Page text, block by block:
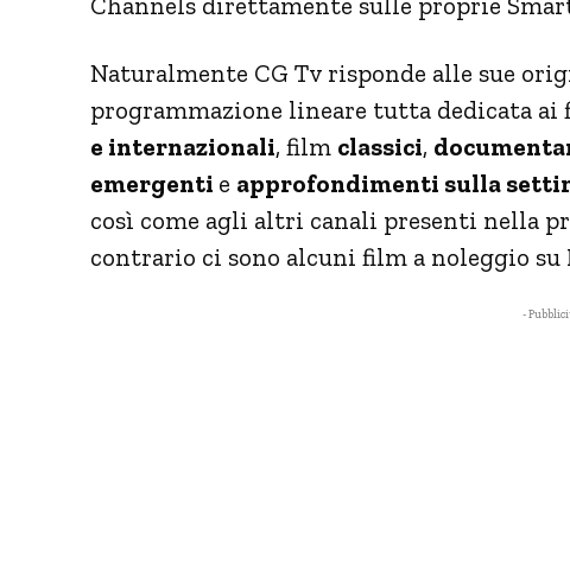
Naturalmente CG Tv risponde alle sue
programmazione lineare tutta dedicata
e internazionali, film classici,
emergenti e approfondimenti sulla
così come agli altri canali presenti nella
contrario ci sono alcuni film a noleggio su
-